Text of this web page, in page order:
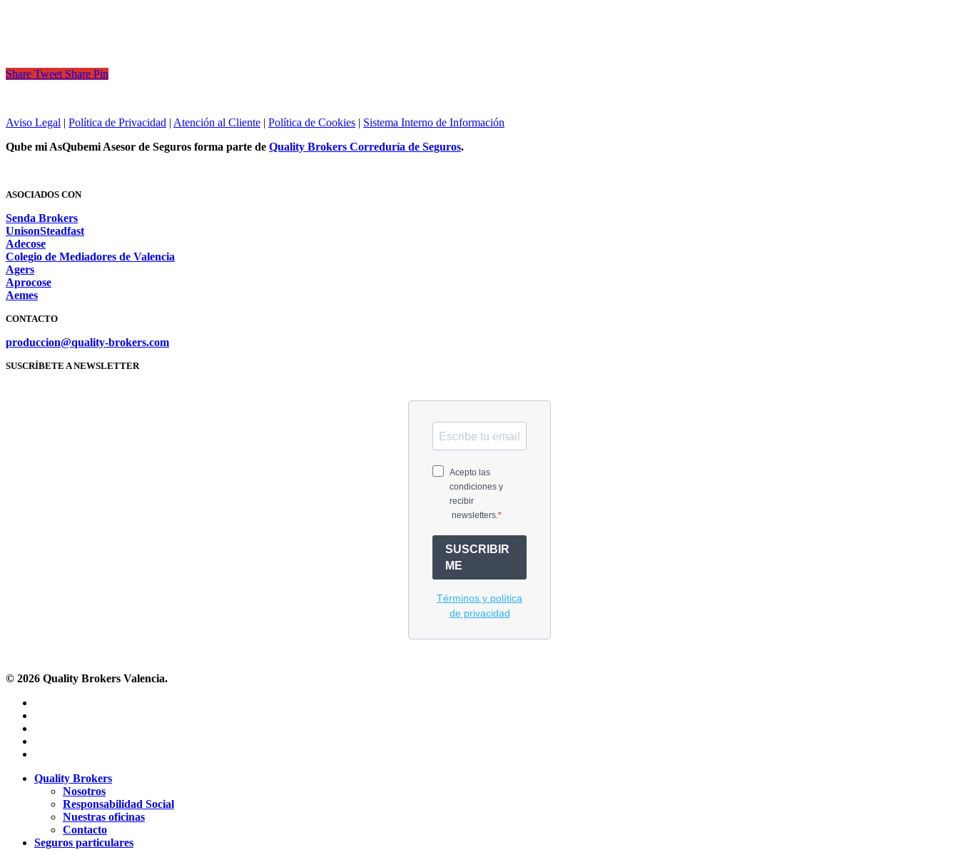
Share Tweet Share Pin
Aviso Legal Política de Privacidad Atención al Cliente Política de Cookies
Sistema Interno de Información
Qube mi AsQubemi Asesor de Seguros forma parte de Quality Brokers Correduría de Seguros.
ASOCIADOS CON
Senda Brokers
UnisonSteadfast
Adecose
Colegio de Mediadores de Valencia
Agers
Aprocose
Aemes
CONTACTO
produccion@quality-brokers.com
SUSCRÍBETE A NEWSLETTER
© 2026 Quality Brokers Valencia.
Close
Quality Brokers
Nosotros
Responsabilidad Social
Nuestras oficinas
Contacto
Seguros particulares